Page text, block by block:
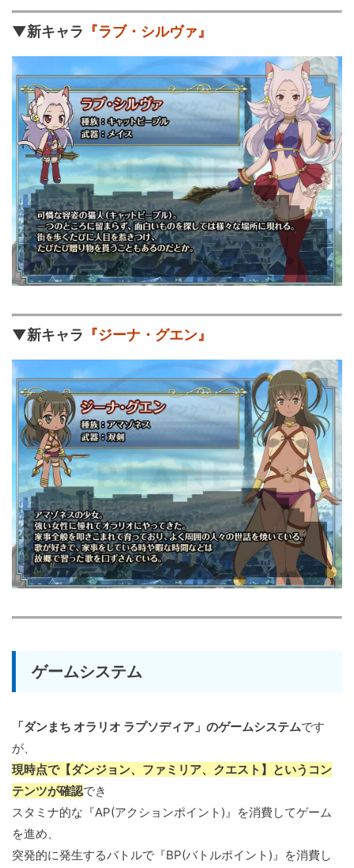
▼新キャラ 『ラブ・シルヴァ』
▼新キャラ 『ジーナ・グエン』
ゲームシステム
「ダンまち オラリオ ラプソディア」のゲームシステムです
が、
現時点で【ダンジョン、ファミリア、クエスト】というコン
テンツが確認でき
スタミナ的な『AP(アクションポイント)』を消費してゲーム
を進め、
突発的に発生するバトルで『BP(バトルポイント)』を消費し